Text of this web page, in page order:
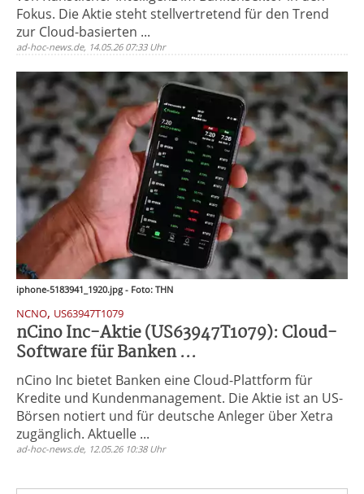
Fokus. Die Aktie steht stellvertretend für den Trend
zur Cloud-basierten ...
ad-hoc-news.de, 14.05.26 07:33 Uhr
iphone-5183941_1920.jpg - Foto: THN
NCNO, US63947T1079
nCino Inc-Aktie (US63947T1079): Cloud-
Software für Banken ...
nCino Inc bietet Banken eine Cloud-Plattform für
Kredite und Kundenmanagement. Die Aktie ist an US-
Börsen notiert und für deutsche Anleger über Xetra
zugänglich. Aktuelle ...
ad-hoc-news.de, 12.05.26 10:38 Uhr